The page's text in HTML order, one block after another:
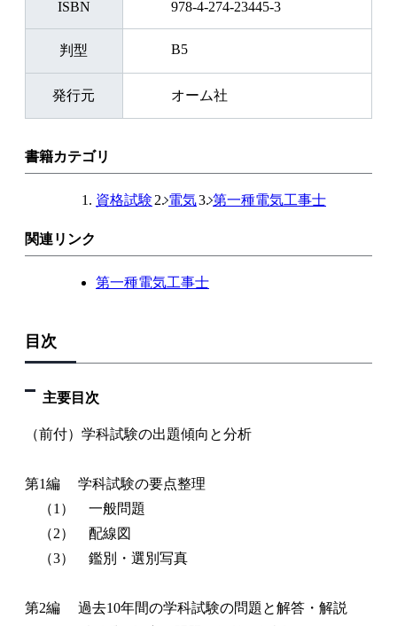
ISBN 978-4-274-23445-3
判型 B5
発行元 オーム社
書籍カテゴリ
資格試験 電気 第一種電気工事士
関連リンク
第一種電気工事士
目次
主要目次
（前付）学科試験の出題傾向と分析
第1編 学科試験の要点整理
（1） 一般問題
（2） 配線図
（3） 鑑別・選別写真
第2編 過去10年間の学科試験の問題と解答・解説